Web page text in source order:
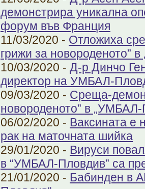
демонстрира уникална
форум във Франция
11/03/2020 - Отложиха
грижи за новороденото”
10/03/2020 - Д-р Динчо
директор на УМБАЛ-
09/03/2020 - Среща-
новороденото” в „УМБАЛ-
06/02/2020 - Ваксината е
рак на маточната шийка
29/01/2020 - Вируси
в “УМБАЛ-Пловдив” са
21/01/2020 - Бабинден в